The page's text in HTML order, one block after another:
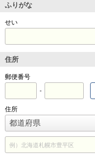
ふりがな
せい
住所
郵便番号
-
住所